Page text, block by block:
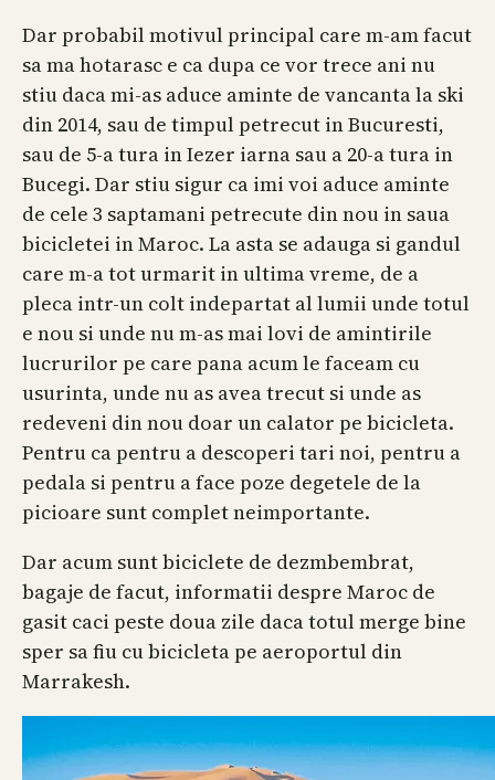
Dar probabil motivul principal care m-am facut
sa ma hotarasc e ca dupa ce vor trece ani nu
stiu daca mi-as aduce aminte de vancanta la ski
din 2014, sau de timpul petrecut in Bucuresti,
sau de 5-a tura in Iezer iarna sau a 20-a tura in
Bucegi. Dar stiu sigur ca imi voi aduce aminte
de cele 3 saptamani petrecute din nou in saua
bicicletei in Maroc. La asta se adauga si gandul
care m-a tot urmarit in ultima vreme, de a
pleca intr-un colt indepartat al lumii unde totul
e nou si unde nu m-as mai lovi de amintirile
lucrurilor pe care pana acum le faceam cu
usurinta, unde nu as avea trecut si unde as
redeveni din nou doar un calator pe bicicleta.
Pentru ca pentru a descoperi tari noi, pentru a
pedala si pentru a face poze degetele de la
picioare sunt complet neimportante.
Dar acum sunt biciclete de dezmbembrat,
bagaje de facut, informatii despre Maroc de
gasit caci peste doua zile daca totul merge bine
sper sa fiu cu bicicleta pe aeroportul din
Marrakesh.